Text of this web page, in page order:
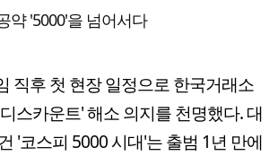
약 '5000'을 넘어서다
직후 첫 현장 일정으로 한국거래소
스카운트' 해소 의지를 천명했다. 대
'코스피 5000 시대'는 출범 1년 만에